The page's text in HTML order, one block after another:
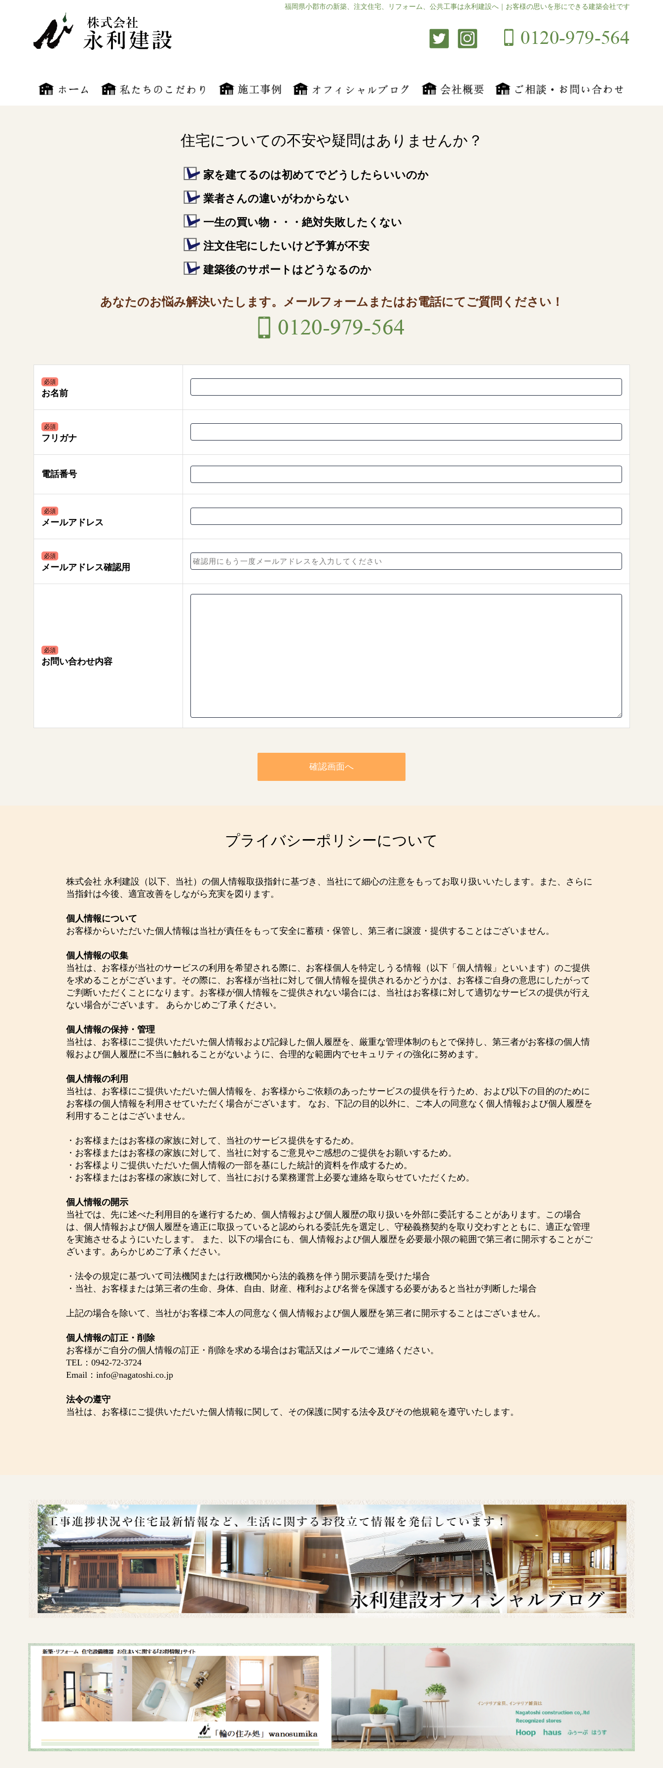
福岡県小郡市の新築、注文住宅、リフォーム、公共工事は永利建設へ｜お客様の思いを形にできる建築会社です
住宅についての不安や疑問はありませんか？
家を建てるのは初めてでどうしたらいいのか
業者さんの違いがわからない
一生の買い物・・・絶対失敗したくない
注文住宅にしたいけど予算が不安
建築後のサポートはどうなるのか
あなたのお悩み解決いたします。 メールフォームまたはお電話にてご質問ください！
必須
お名前
必須
フリガナ
電話番号
必須
メールアドレス
必須
メールアドレス確認用
必須
お問い合わせ内容
確認画面へ
プライバシーポリシーについて
株式会社 永利建設（以下、当社）の個人情報取扱指針に基づき、当社にて細心の注意をもってお取り扱いいたします。また、さらに
当指針は今後、適宜改善をしながら充実を図ります。
個人情報について
お客様からいただいた個人情報は当社が責任をもって安全に蓄積・保管し、第三者に譲渡・提供することはございません。
個人情報の収集
当社は、お客様が当社のサービスの利用を希望される際に、お客様個人を特定しうる情報（以下「個人情報」といいます）のご提供
を求めることがございます。その際に、お客様が当社に対して個人情報を提供されるかどうかは、お客様ご自身の意思にしたがって
ご判断いただくことになります。お客様が個人情報をご提供されない場合には、当社はお客様に対して適切なサービスの提供が行え
ない場合がございます。 あらかじめご了承ください。
個人情報の保持・管理
当社は、お客様にご提供いただいた個人情報および記録した個人履歴を、厳重な管理体制のもとで保持し、第三者がお客様の個人情
報および個人履歴に不当に触れることがないように、合理的な範囲内でセキュリティの強化に努めます。
個人情報の利用
当社は、お客様にご提供いただいた個人情報を、お客様からご依頼のあったサービスの提供を行うため、および以下の目的のために
お客様の個人情報を利用させていただく場合がございます。 なお、下記の目的以外に、ご本人の同意なく個人情報および個人履歴を
利用することはございません。
・お客様またはお客様の家族に対して、当社のサービス提供をするため。
・お客様またはお客様の家族に対して、当社に対するご意見やご感想のご提供をお願いするため。
・お客様よりご提供いただいた個人情報の一部を基にした統計的資料を作成するため。
・お客様またはお客様の家族に対して、当社における業務運営上必要な連絡を取らせていただくため。
個人情報の開示
当社では、先に述べた利用目的を遂行するため、個人情報および個人履歴の取り扱いを外部に委託することがあります。この場合
は、個人情報および個人履歴を適正に取扱っていると認められる委託先を選定し、守秘義務契約を取り交わすとともに、適正な管理
を実施させるようにいたします。 また、以下の場合にも、個人情報および個人履歴を必要最小限の範囲で第三者に開示することがご
ざいます。あらかじめご了承ください。
・法令の規定に基づいて司法機関または行政機関から法的義務を伴う開示要請を受けた場合
・当社、お客様または第三者の生命、身体、自由、財産、権利および名誉を保護する必要があると当社が判断した場合
上記の場合を除いて、当社がお客様ご本人の同意なく個人情報および個人履歴を第三者に開示することはございません。
個人情報の訂正・削除
お客様がご自分の個人情報の訂正・削除を求める場合はお電話又はメールでご連絡ください。
TEL：0942-72-3724
Email：info@nagatoshi.co.jp
法令の遵守
当社は、お客様にご提供いただいた個人情報に関して、その保護に関する法令及びその他規範を遵守いたします。